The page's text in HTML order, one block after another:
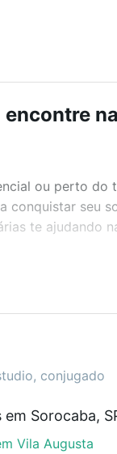
encontre
ou perto do
conquistar seu
te ajudando
de
ou área
custam a partir
envolvidos no
conjugado
Sorocaba,
Vila Augusta